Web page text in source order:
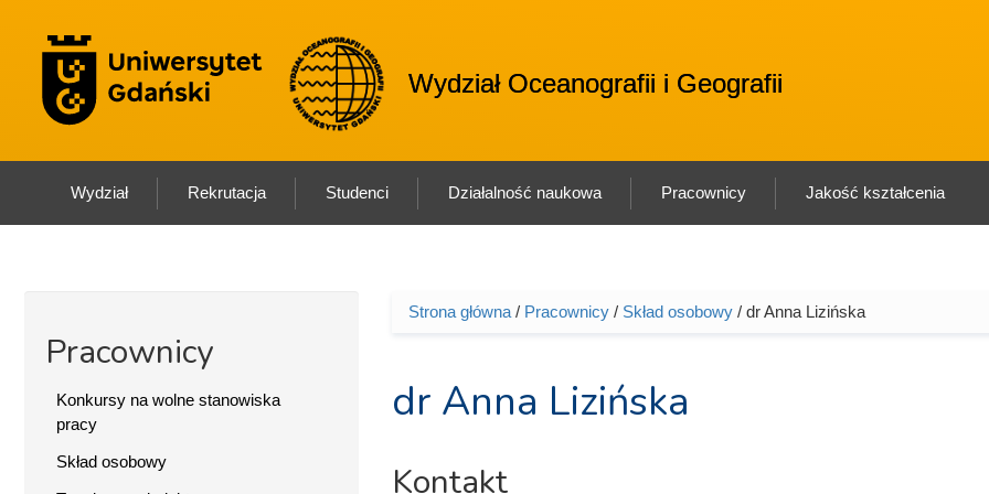
Wydział Oceanografii i Geografii
Wydział Rekrutacja Studenci Działalność naukowa Pracownicy Jakość kształcenia
Pracownicy
Konkursy na wolne stanowiska
pracy
Skład osobowy
Jesteś tutaj
Strona główna/ Pracownicy/ Skład osobowy/ dr Anna Lizińska
dr Anna Lizińska
Kontakt